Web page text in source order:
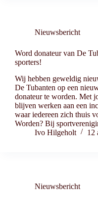
Nieuwsbericht
Word donateur van De
sporters!
Wij hebben geweldig
De Tubanten op een
donateur te worden. Met
blijven werken aan een
waar iedereen zich thuis
Worden? Bij
Ivo Hilgeholt
12
Nieuwsbericht